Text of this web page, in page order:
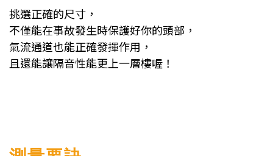
挑選正確的尺寸，
不僅能在事故發生時保護好你的頭部，
氣流通道也能正確發揮作用，
且還能讓隔音性能更上一層樓喔！